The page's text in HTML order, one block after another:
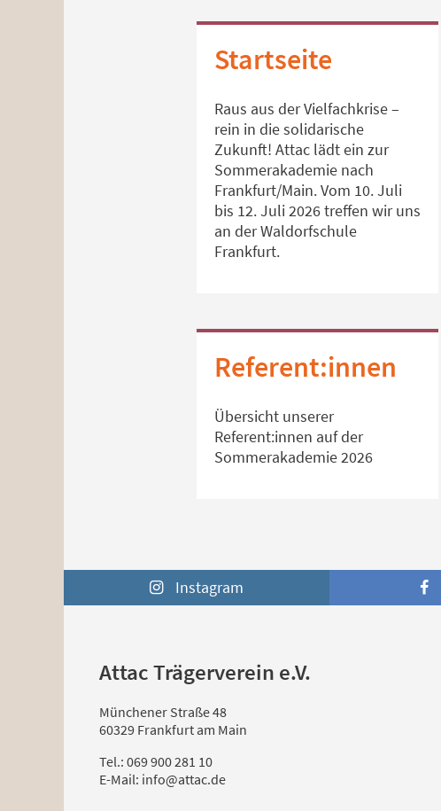
Startseite
Raus aus der Vielfachkrise –
rein in die solidarische
Zukunft! Attac lädt ein zur
Sommerakademie nach
Frankfurt/Main. Vom 10. Juli
bis 12. Juli 2026 treffen wir uns
an der Waldorfschule
Frankfurt.
Referent:innen
Übersicht unserer
Referent:innen auf der
Sommerakademie 2026
Instagram
Attac Trägerverein e.V.
Münchener Straße 48
60329 Frankfurt am Main
Tel.: 069 900 281 10
E-Mail: info@attac.de